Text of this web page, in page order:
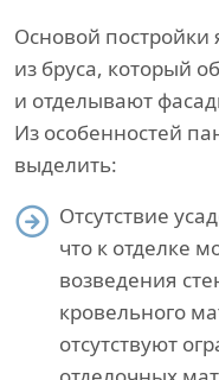
Основой постройки
из бруса, который
и отделывают
Из особенностей
выделить:
Отсутствие
что к отделке
возведения
кровельного
отсутствуют